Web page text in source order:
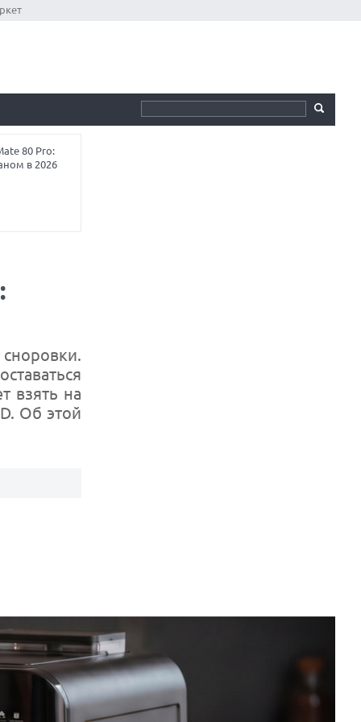
80 Pro:
в 2026
взять на
Об этой